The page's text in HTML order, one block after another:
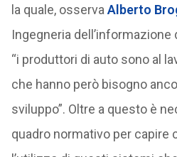
la quale, osserva Alberto
Ingegneria dell’informazione
“i produttori di auto sono al
che hanno però bisogno
sviluppo”. Oltre a questo è
quadro normativo per capire